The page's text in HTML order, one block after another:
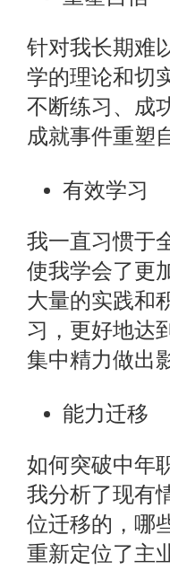
针对我长期难
学的理论和切
不断练习、成
成就事件重塑
有效学习
我一直习惯于
使我学会了更
大量的实践和
习，更好地达
集中精力做出
能力迁移
如何突破中年
我分析了现有
位迁移的，哪
重新定位了主